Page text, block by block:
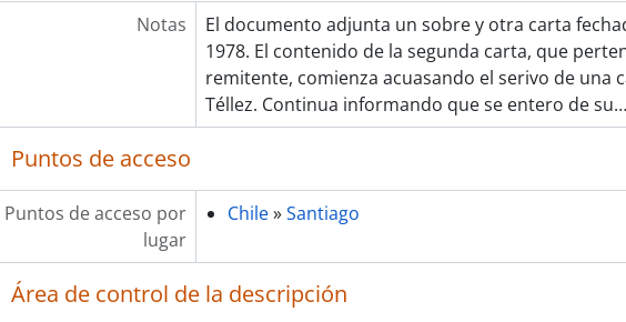
Notas
El documento adjunta un sobre y otra carta
1978. El contenido de la segunda carta, que
remitente, comienza acuasando el serivo de una
Téllez. Continua informando que se entero de su…
Puntos de acceso
Puntos de acceso por
lugar
Chile»Santiago
Área de control de la descripción